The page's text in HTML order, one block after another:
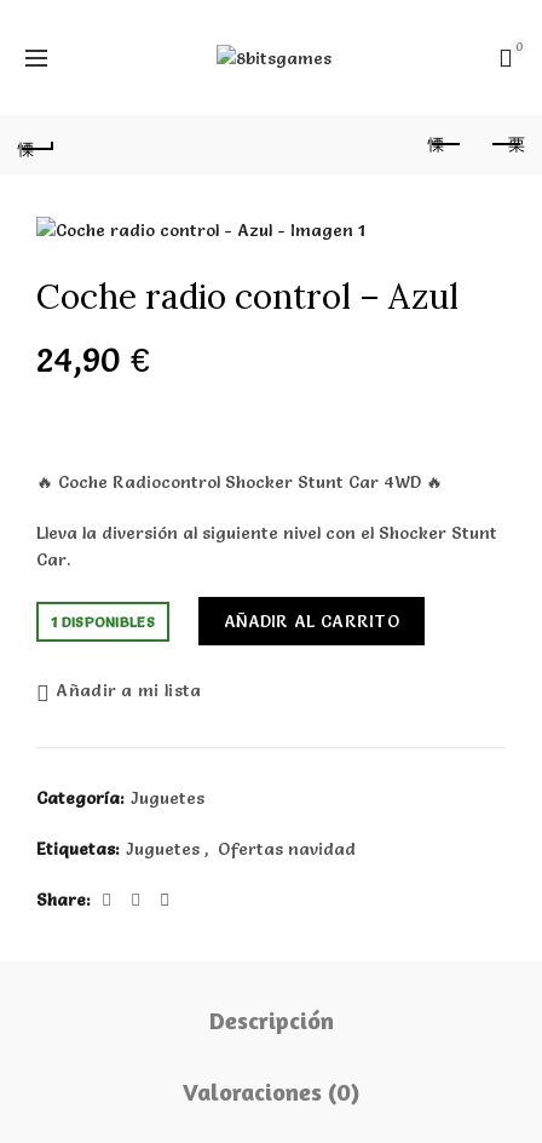
0
Coche radio control – Azul
24,90 €
🔥 Coche Radiocontrol Shocker Stunt Car 4WD 🔥
Lleva la diversión al siguiente nivel con el Shocker Stunt
Car.
1 DISPONIBLES AÑADIR AL CARRITO
Añadir a mi lista
Categoría: Juguetes
Etiquetas: Juguetes , Ofertas navidad
Share
Descripción
Valoraciones (0)